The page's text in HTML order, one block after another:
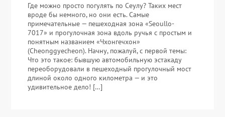
Где можно просто погулять по Сеулу? Таких мест
вроде бы немного, но они есть. Самые
примечательные — пешеходная зона «Seoullo-
7017» и прогулочная зона вдоль ручья с простым и
понятным названием «Чхонгечхон»
(Cheonggyecheon). Начну, пожалуй, с первой темы:
Что это такое: бывшую автомобильную эстакаду
переоборудовали в пешеходный прогулочный мост
длиной около одного километра — и это
удивительное дело! […]